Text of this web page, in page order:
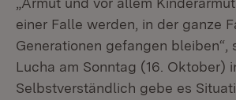
einer Falle werden, in der ganze
Generationen gefangen bleiben“,
Lucha am Sonntag (16. Oktober)
Selbstverständlich gebe es